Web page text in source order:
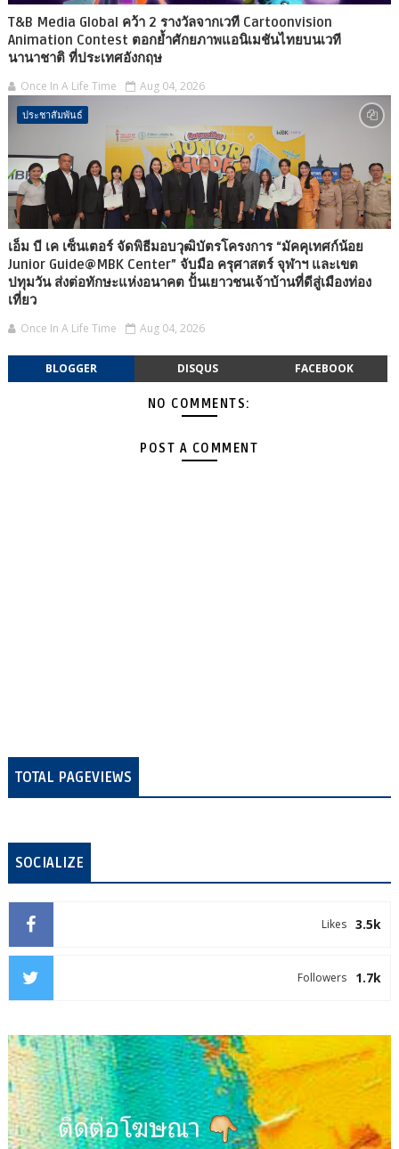
T&B Media Global คว้า 2 รางวัลจากเวที Cartoonvision
Animation Contest ตอกย้ำศักยภาพแอนิเมชันไทยบนเวที
นานาชาติ ที่ประเทศอังกฤษ
Once In A Life Time Aug 04, 2026
ประชาสัมพันธ์
เอ็ม บี เค เซ็นเตอร์ จัดพิธีมอบวุฒิบัตรโครงการ “มัคคุเทศก์น้อย
Junior Guide@MBK Center” จับมือ ครุศาสตร์ จุฬาฯ และเขต
ปทุมวัน ส่งต่อทักษะแห่งอนาคต ปั้นเยาวชนเจ้าบ้านที่ดีสู่เมืองท่อง
เที่ยว
Once In A Life Time Aug 04, 2026
BLOGGER DISQUS FACEBOOK
NO COMMENTS:
POST A COMMENT
TOTAL PAGEVIEWS
SOCIALIZE
3.5k
Likes
1.7k
Followers